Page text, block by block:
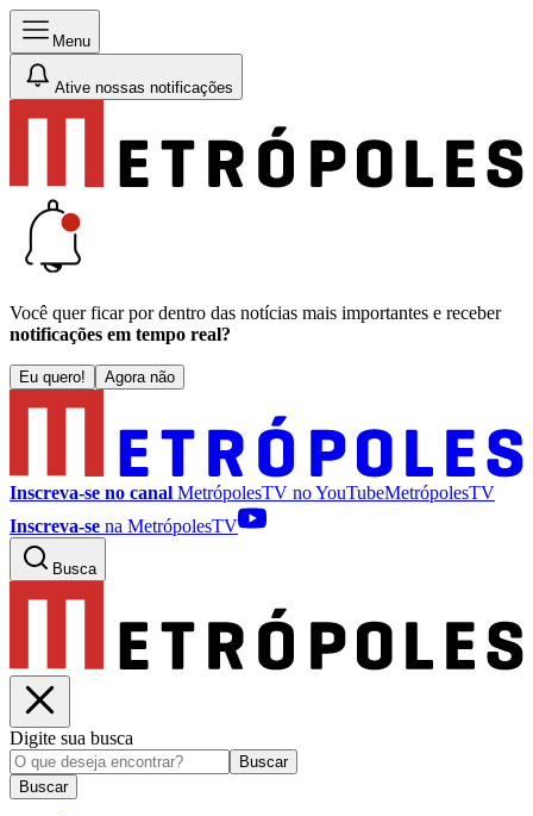
Menu
Ative nossas notificações
Você quer ficar por dentro das notícias mais importantes e receber
notificações em tempo real?
Eu quero! Agora não
Inscreva-se no canal MetrópolesTV noYouTubeMetrópolesTV
Inscreva-se na MetrópolesTV
Busca
Digite sua busca
Buscar
Buscar